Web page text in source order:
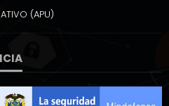
(APU)